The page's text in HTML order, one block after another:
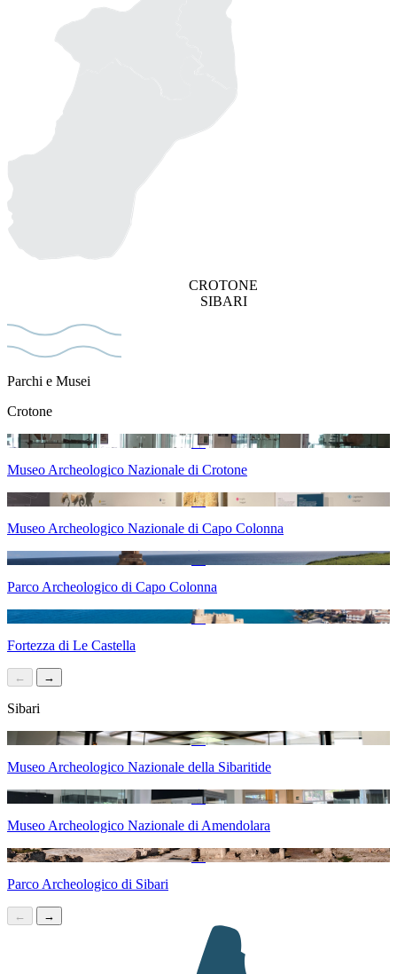
CROTONE
SIBARI
Parchi e Musei
Crotone
Museo Archeologico Nazionale di Crotone
Museo Archeologico Nazionale di Capo Colonna
Parco Archeologico di Capo Colonna
Fortezza di Le Castella
← →
Sibari
Museo Archeologico Nazionale della Sibaritide
Museo Archeologico Nazionale di Amendolara
Parco Archeologico di Sibari
← →